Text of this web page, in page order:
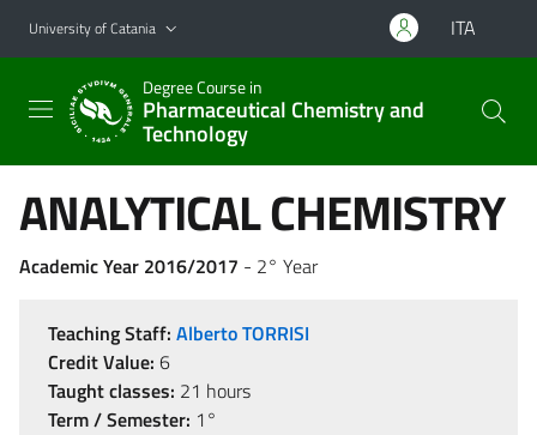
Go to main content
Go to navigation menu
University of Catania ITA
Degree Course in
Pharmaceutical Chemistry and
Technology
ANALYTICAL CHEMISTRY
Academic Year 2016/2017 - 2° Year
Teaching Staff: Alberto TORRISI
Credit Value: 6
Taught classes: 21 hours
Term / Semester: 1°